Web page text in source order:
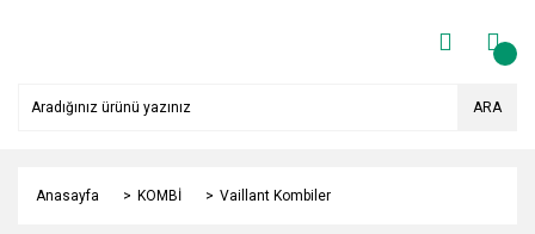
ARA
Anasayfa KOMBİ Vaillant Kombiler